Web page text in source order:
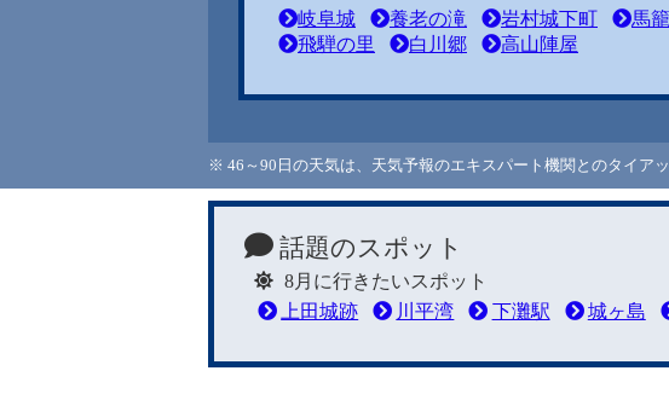
岐阜城 養老の滝 岩村城下町 馬
飛騨の里
白川郷 高山陣屋
※ 46～90日の天気は、天気予報のエキスパート機関とのタイア
話題のスポット
8月に行きたいスポット
上田城跡
川平湾 下灘駅 城ヶ島